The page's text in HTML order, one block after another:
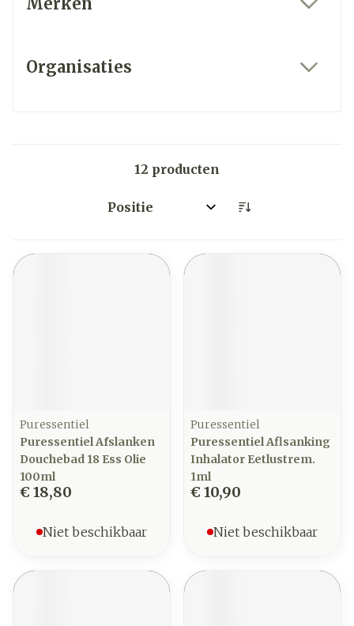
Organisaties
12 producten
Sorteer op:
Puressentiel
Puressentiel Afslanken
Douchebad 18 Ess Olie
100ml
€ 18,80
Niet beschikbaar
Puressentiel
Puressentiel Aflsanking
Inhalator Eetlustrem.
1ml
€ 10,90
Niet beschikbaar